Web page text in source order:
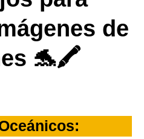
de
🐬🖍️